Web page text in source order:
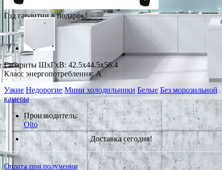
Год гарантии в подарок!
Габариты ШxГxВ: 42.5x44.5x56.4
Класс энергопотребления: A
Узкие Недорогие Мини холодильники Белые Без морозильной
камеры
Производитель:
Olto
Доставка сегодня!
Оплата при получении